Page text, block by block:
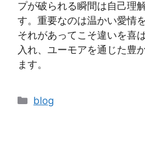
プが破られる瞬間は自己理
す。重要なのは温かい愛情
それがあってこそ違いを喜
入れ、ユーモアを通じた豊
ます。
カ
blog